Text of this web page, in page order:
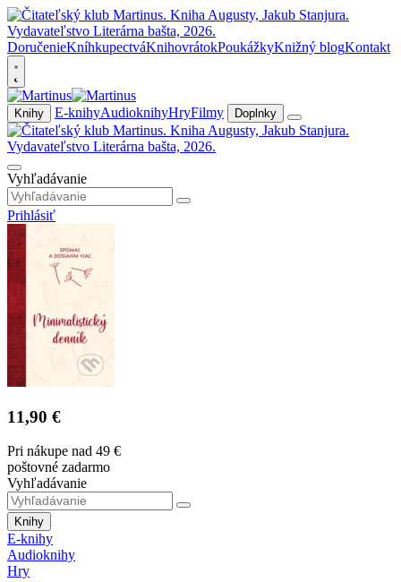
DoručenieKníhkupectváKnihovrátokPoukážkyKnižný blogKontakt
Knihy E-knihyAudioknihyHryFilmy Doplnky
Vyhľadávanie
Prihlásiť
11,90 €
Pri nákupe nad 49 €
poštovné zadarmo
Vyhľadávanie
Knihy
E-knihy
Audioknihy
Hry